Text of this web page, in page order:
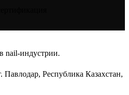
nail-индустрии.
Республика Казахстан,